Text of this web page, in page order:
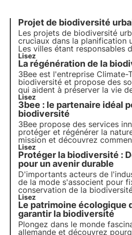
Projet de biodiversité
Les projets de biodiversité
cruciaux dans la planification
Les villes étant responsables
émissions mondiales de
essentiel d'intégrer des
nature pour réduire l'impact
Lisez
La régénération de la
3Bee est l'entreprise Climate-
biodiversité et propose des
qui aident à préserver la vie
gardiens de la santé de nos
Découvrez comment 3Bee
régénération de la biodiversité.
Lisez
3bee : le partenaire idéal
biodiversité
3Bee propose des services
protéger et régénérer la
mission et découvrez
durabilité se rejoignent pour
vert pour les entreprises et la
Lisez
Protéger la biodiversité :
pour un avenir durable
D'importants acteurs de
de la mode s'associent pour
conservation de la
sciences naturelles. Parmi les
pionnières qui font avancer
on trouve H&M, Kering, LVMH
Lisez
Le patrimoine écologique
garantir la biodiversité
Plongez dans le monde
allemande et découvrez